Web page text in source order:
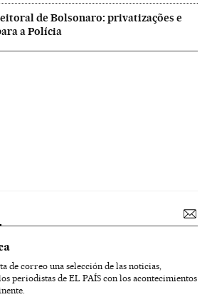
de Bolsonaro: privatizações e
a Polícia
de correo una selección de las noticias,
periodistas de EL PAÍS con los acontecimientos